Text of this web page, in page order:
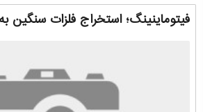
فیتوماینینگ؛ استخراج فلزات سنگین